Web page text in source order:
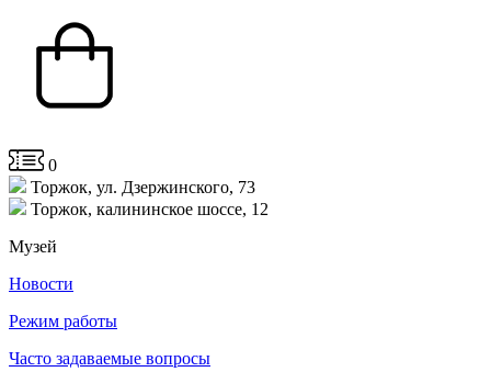
0
Торжок, ул. Дзержинского, 73
Торжок, калининское шоссе, 12
Музей
Новости
Режим работы
Часто задаваемые вопросы